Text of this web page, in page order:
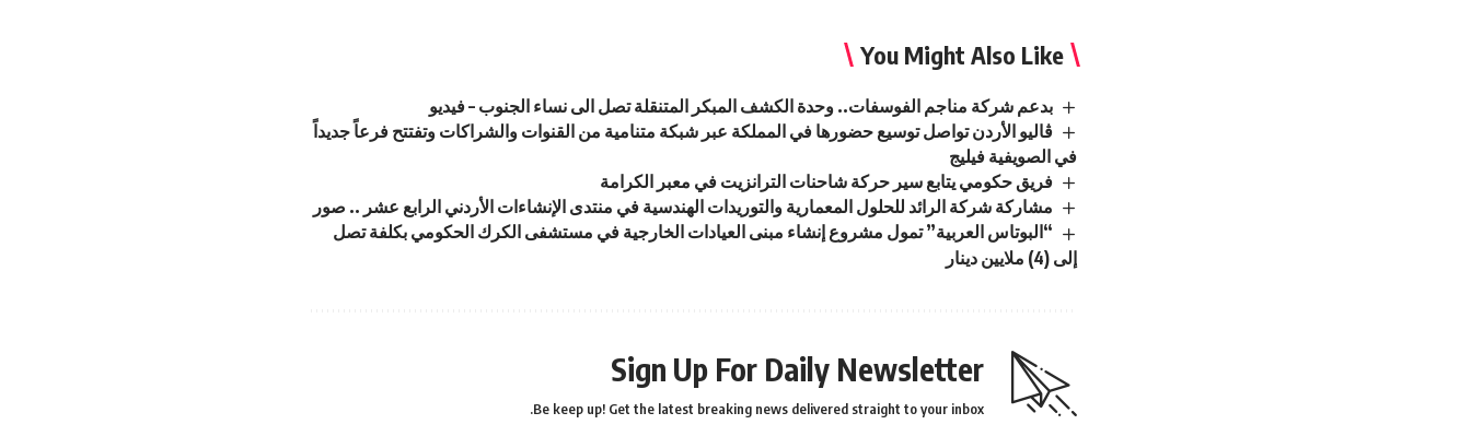
You Might Also Like
بدعم شركة مناجم الفوسفات.. وحدة الكشف المبكر المتنقلة تصل الى نساء الجنوب – فيديو
ڤاليو الأردن تواصل توسيع حضورها في المملكة عبر شبكة متنامية من القنوات والشراكات وتفتتح فرعاً جديداً
في الصويفية فيليج
فريق حكومي يتابع سير حركة شاحنات الترانزيت في معبر الكرامة
مشاركة شركة الرائد للحلول المعمارية والتوريدات الهندسية في منتدى الإنشاءات الأردني الرابع عشر .. صور
“البوتاس العربية” تمول مشروع إنشاء مبنى العيادات الخارجية في مستشفى الكرك الحكومي بكلفة تصل
إلى (4) ملايين دينار
Sign Up For Daily Newsletter
Be keep up! Get the latest breaking news delivered straight to your inbox.